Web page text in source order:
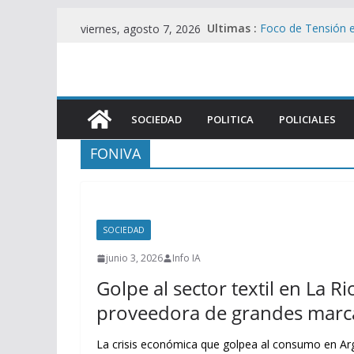
viernes, agosto 7, 2026 Ultimas : Foco de Tensión
Filtran pericias
Álvarez Guardia
Represión en el
Viralmente tras
heridos en
SOCIEDAD POLITICA POLICIALES
FONIVA
SOCIEDAD
junio 3, 2026 Info IA
Golpe al sector textil en La
proveedora de grandes
La crisis económica que golpea al consumo en